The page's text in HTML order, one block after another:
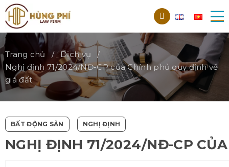
Trang chủ
Dịch vụ
Nghị định 71/2024/NĐ-CP của Chính phủ quy định về
giá đất
BẤT ĐỘNG SẢN NGHỊ ĐỊNH
NGHỊ ĐỊNH 71/2024/NĐ-CP